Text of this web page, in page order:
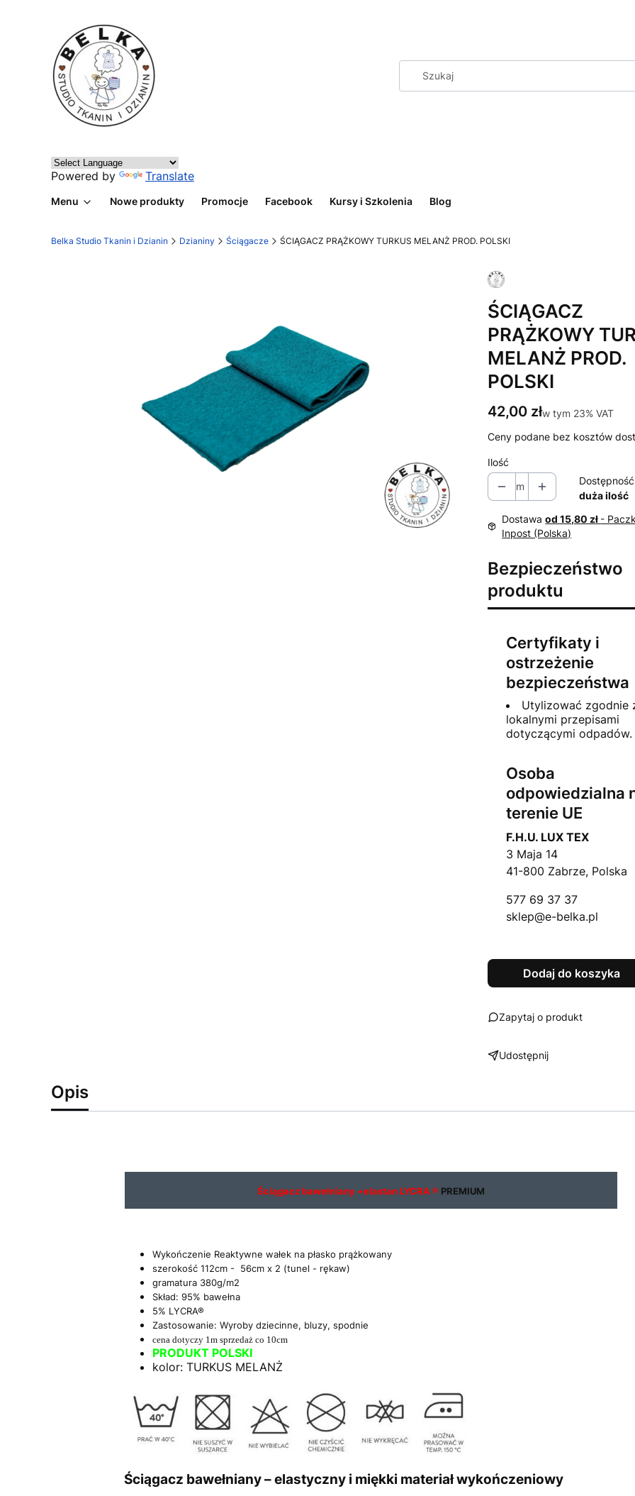
Powered by Translate
Menu Nowe produkty Promocje Facebook Kursy i Szkolenia Blog
Belka Studio Tkanin i Dzianin Dzianiny Ściągacze ŚCIĄGACZ PRĄŻKOWY TURKUS MELANŻ PROD. POLSKI
ŚCIĄGACZ
PRĄŻKOWY
MELANŻ PROD.
POLSKI
Cena
42,00 złw tym 23% VAT
w tym 23% VAT
Ceny podane bez kosztów
Ilość
m
duża ilość
Dostawaod 15,80 zł -
Inpost (Polska)
Bezpieczeństwo
produktu
Certyfikaty i
ostrzeżenie
bezpieczeństwa
Utylizować zgodnie
lokalnymi przepisami
dotyczącymi odpadów.
Osoba
odpowiedzialna
terenie UE
F.H.U. LUX TEX
3 Maja 14
41-800 Zabrze, Polska
577 69 37 37
sklep@e-belka.pl
Dodaj do koszyka
Zapytaj o produkt
Udostępnij
Opis
Ściągacz bawełniany +elastan LYCRA ® PREMIUM
Wykończenie Reaktywne wałek na płasko prążkowany
szerokość 112cm - 56cm x 2 (tunel - rękaw)
gramatura 380g/m2
Skład: 95% bawełna
5% LYCRA®
Zastosowanie: Wyroby dziecinne, bluzy, spodnie
cena dotyczy 1m sprzedaż co 10cm
PRODUKT POLSKI
kolor: TURKUS MELANŻ
Ściągacz bawełniany – elastyczny i miękki materiał wykończeniowy